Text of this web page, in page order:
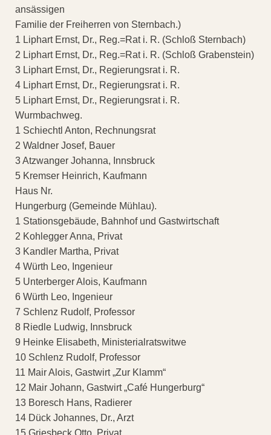
ansässigen
Familie der Freiherren von Sternbach.)
1 Liphart Ernst, Dr., Reg.=Rat i. R. (Schloß Sternbach)
2 Liphart Ernst, Dr., Reg.=Rat i. R. (Schloß Grabenstein)
3 Liphart Ernst, Dr., Regierungsrat i. R.
4 Liphart Ernst, Dr., Regierungsrat i. R.
5 Liphart Ernst, Dr., Regierungsrat i. R.
Wurmbachweg.
1 Schiechtl Anton, Rechnungsrat
2 Waldner Josef, Bauer
3 Atzwanger Johanna, Innsbruck
5 Kremser Heinrich, Kaufmann
Haus Nr.
Hungerburg (Gemeinde Mühlau).
1 Stationsgebäude, Bahnhof und Gastwirtschaft
2 Kohlegger Anna, Privat
3 Kandler Martha, Privat
4 Würth Leo, Ingenieur
5 Unterberger Alois, Kaufmann
6 Würth Leo, Ingenieur
7 Schlenz Rudolf, Professor
8 Riedle Ludwig, Innsbruck
9 Heinke Elisabeth, Ministerialratswitwe
10 Schlenz Rudolf, Professor
11 Mair Alois, Gastwirt „Zur Klamm“
12 Mair Johann, Gastwirt „Café Hungerburg“
13 Boresch Hans, Radierer
14 Dück Johannes, Dr., Arzt
15 Griesbeck Otto, Privat